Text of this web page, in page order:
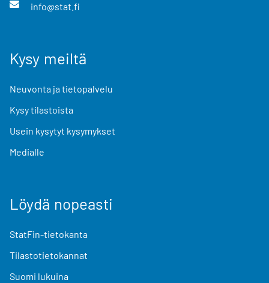
info@stat.fi
Kysy meiltä
Neuvonta ja tietopalvelu
Kysy tilastoista
Usein kysytyt kysymykset
Medialle
Löydä nopeasti
StatFin-tietokanta
Tilastotietokannat
Suomi lukuina